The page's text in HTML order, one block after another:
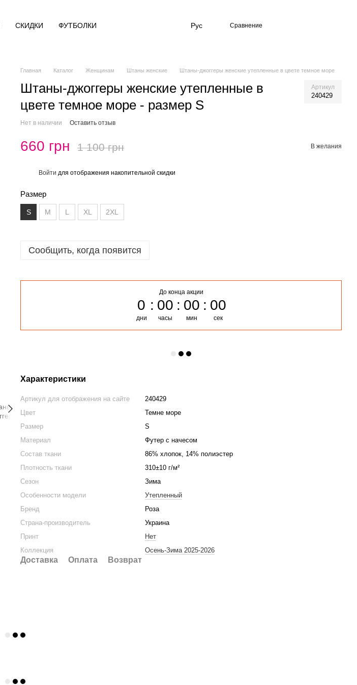
СКИДКИ ФУТБОЛКИ Рус Сравнение
Главная Каталог Женщинам Штаны женские Штаны-джоггеры женские утепленные в цвете темное море
Штаны-джоггеры женские утепленные в
цвете темное море - размер S
Артикул
240429
Нет в наличии Оставить отзыв
660 грн 1 100 грн В желания
Войти для отображения накопительной скидки
Размер
S M L XL 2XL
Сообщить, когда появится
До конца акции
0
дни
00
часы
00
мин
00
сек
Характеристики
Артикул для отображения на сайте
240429
Цвет
Темне море
Размер
S
Материал
Футер с начесом
Состав ткани
86% хлопок, 14% полиэстер
Плотность ткани
310±10 г/м²
Сезон
Зима
Особенности модели
Утепленный
Бренд
Роза
Страна-производитель
Украина
Принт
Нет
Коллекция
Осень-Зима 2025-2026
Доставка Оплата Возврат